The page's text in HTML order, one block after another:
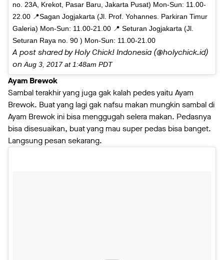
no. 23A, Krekot, Pasar Baru, Jakarta Pusat) Mon-Sun: 11.00-
22.00 📍Sagan Jogjakarta (Jl. Prof. Yohannes. Parkiran Timur
Galeria) Mon-Sun: 11.00-21.00 📍 Seturan Jogjakarta (Jl.
Seturan Raya no. 90 ) Mon-Sun: 11.00-21.00
A post shared by Holy Chick! Indonesia (@holychick.id)
onAug 3, 2017 at 1:48am PDT
Ayam Brewok
Sambal terakhir yang juga gak kalah pedes yaitu Ayam
Brewok. Buat yang lagi gak nafsu makan mungkin sambal di
Ayam Brewok ini bisa menggugah selera makan. Pedasnya
bisa disesuaikan, buat yang mau super pedas bisa banget.
Langsung pesan sekarang.